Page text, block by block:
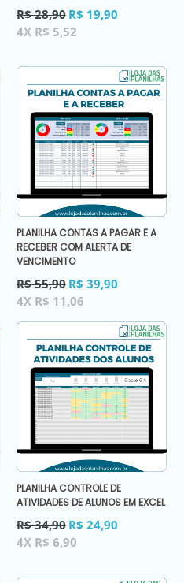
Preço
normal
R$ 28,90 R$ 19,90
4X R$ 5,52
PLANILHA CONTAS A PAGAR E A
RECEBER COM ALERTA DE
VENCIMENTO
Preço
normal
R$ 55,90 R$ 39,90
4X R$ 11,06
PLANILHA CONTROLE DE
ATIVIDADES DE ALUNOS EM EXCEL
Preço
normal
R$ 34,90 R$ 24,90
4X R$ 6,90